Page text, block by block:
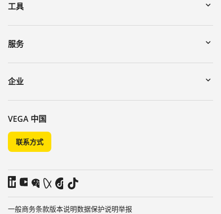
工具
下载
通过序列号搜索仪表
DTM Collection/PACTware
服务
寄回仪表
讲座
化学稳定性列表
介电常数列表
TeamViewer
企业
关于 VEGA
联系我们
新闻
媒体
博客
VEGA 中国
联系方式
一般商务条款版本说明数据保护说明举报